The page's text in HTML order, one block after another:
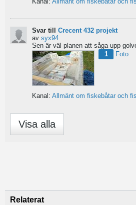
Svar till Crecent 432 projekt
av syx94
1
Foto
Kanal: Allmänt om fiskebåtar och
Visa alla
Relaterat